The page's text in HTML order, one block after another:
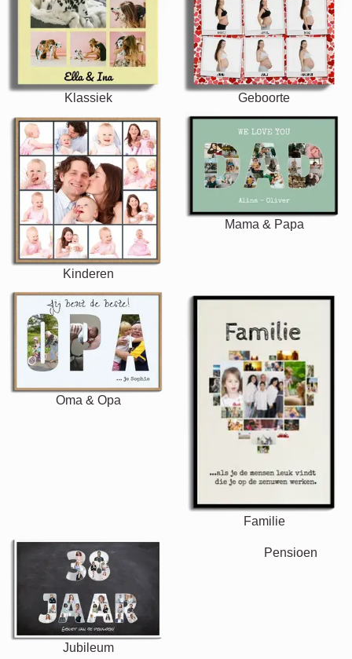
Klassiek Geboorte
Kinderen
Mama & Papa
Oma & Opa
Familie
Jubileum